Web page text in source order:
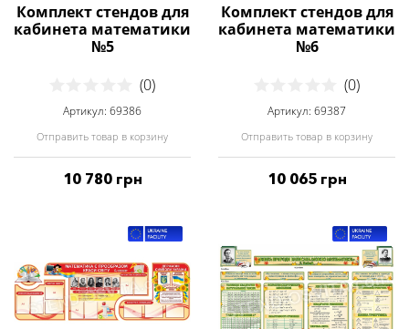
Комплект стендов для
кабинета математики
№5
(0)
Артикул: 69386
Отправить товар в корзину
10 780 грн
Комплект стендов для
кабинета математики
№6
(0)
Артикул: 69387
Отправить товар в корзину
10 065 грн